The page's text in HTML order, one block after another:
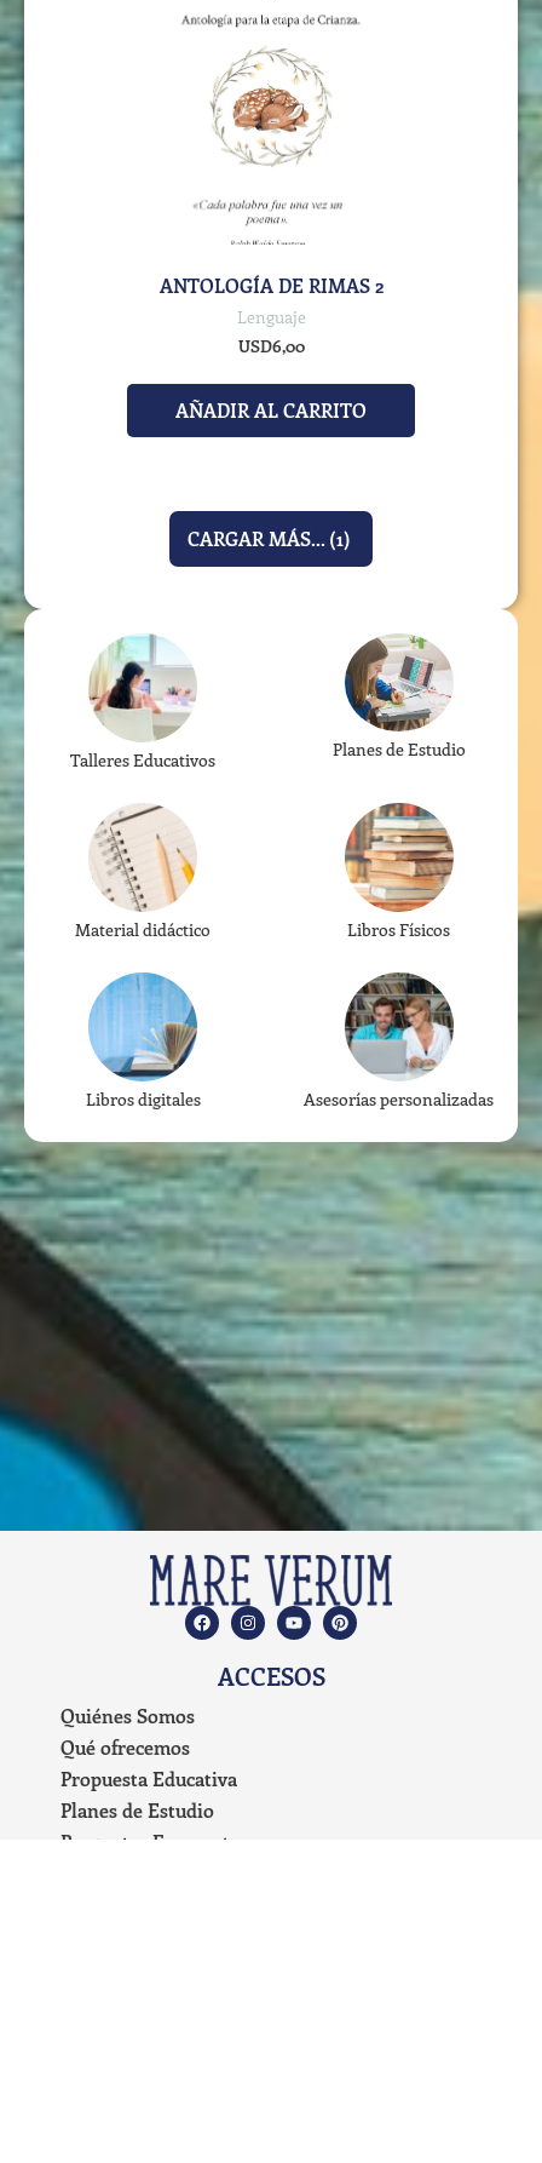
ANTOLOGÍA DE RIMAS 2
Lenguaje
USD6,00
AÑADIR AL CARRITO
CARGAR MÁS... (1)
Talleres Educativos Planes de Estudio
Material didáctico Libros Físicos
Libros digitales Asesorías personalizadas
ACCESOS
Quiénes Somos
Qué ofrecemos
Propuesta Educativa
Planes de Estudio
Preguntas Frecuentes